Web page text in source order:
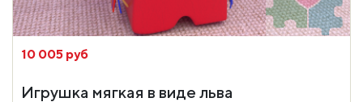
10 005 руб
Игрушка мягкая в виде льва